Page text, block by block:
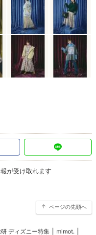
が受け取れます
ページの先頭へ
ディズニー特集 mimot.